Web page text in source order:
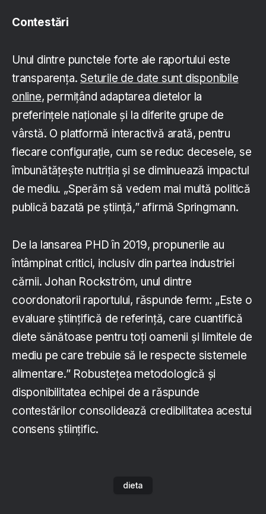
Contestări
Unul dintre punctele forte ale raportului este
transparența.Seturile de date sunt disponibile
online, permițând adaptarea dietelor la
preferințele naționale și la diferite grupe de
vârstă. O platformă interactivă arată, pentru
fiecare configurație, cum se reduc decesele, se
îmbunătățește nutriția și se diminuează impactul
de mediu. „Sperăm să vedem mai multă politică
publică bazată pe știință,” afirmă Springmann.
De la lansarea PHD în 2019, propunerile au
întâmpinat critici, inclusiv din partea industriei
cărnii. Johan Rockström, unul dintre
coordonatorii raportului, răspunde ferm: „Este o
evaluare științifică de referință, care cuantifică
diete sănătoase pentru toți oamenii și limitele de
mediu pe care trebuie să le respecte sistemele
alimentare.” Robustețea metodologică și
disponibilitatea echipei de a răspunde
contestărilor consolidează credibilitatea acestui
consens științific.
dieta